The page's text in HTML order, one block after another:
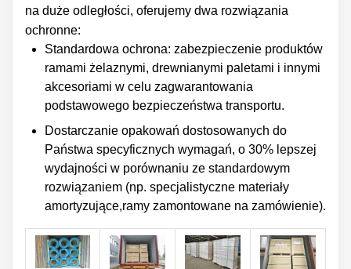
na duże odległości, oferujemy dwa rozwiązania
ochronne:
Standardowa ochrona: zabezpieczenie produktów
ramami żelaznymi, drewnianymi paletami i innymi
akcesoriami w celu zagwarantowania
podstawowego bezpieczeństwa transportu.
Dostarczanie opakowań dostosowanych do
Państwa specyficznych wymagań, o 30% lepszej
wydajności w porównaniu ze standardowym
rozwiązaniem (np. specjalistyczne materiały
amortyzujące,ramy zamontowane na zamówienie).